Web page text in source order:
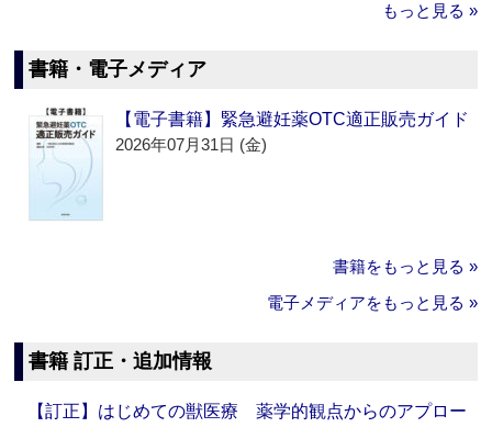
もっと見る »
書籍・電子メディア
【電子書籍】緊急避妊薬OTC適正販売ガイド
2026年07月31日 (金)
書籍をもっと見る »
電子メディアをもっと見る »
書籍 訂正・追加情報
【訂正】はじめての獣医療 薬学的観点からのアプロー